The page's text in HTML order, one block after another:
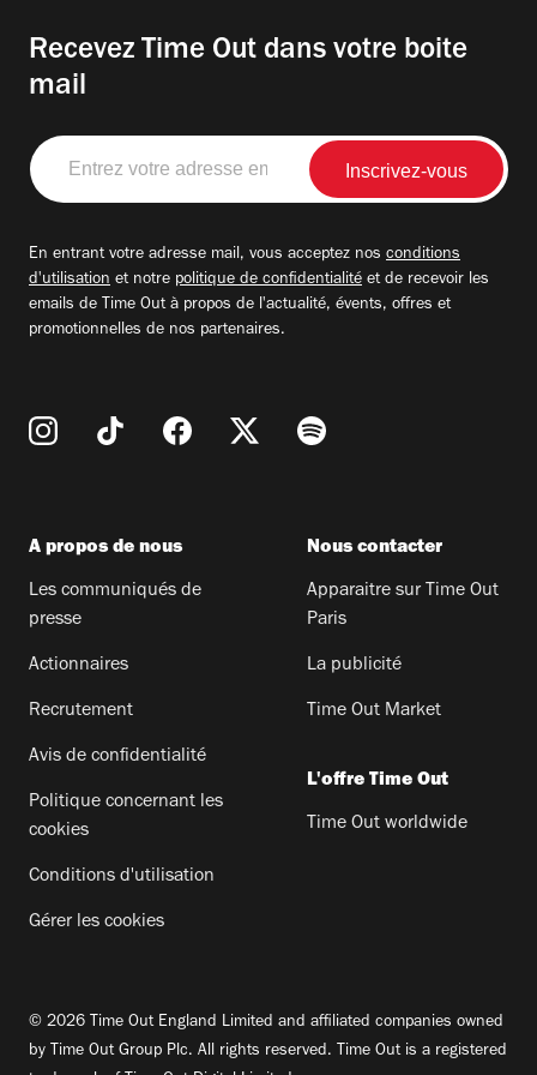
Recevez Time Out dans votre boite
mail
Entrez
votre
adresse
En entrant votre adresse mail, vous acceptez nos conditions
d'utilisation et notre politique de confidentialité et de recevoir les
emails de Time Out à propos de l'actualité, évents, offres et
promotionnelles de nos partenaires.
A propos de nous
Les communiqués de
presse
Actionnaires
Recrutement
Avis de confidentialité
Politique concernant les
cookies
Conditions d'utilisation
Gérer les cookies
Nous contacter
Apparaitre sur Time Out
Paris
La publicité
Time Out Market
L'offre Time Out
Time Out worldwide
© 2026 Time Out England Limited and affiliated companies owned
by Time Out Group Plc. All rights reserved. Time Out is a registered